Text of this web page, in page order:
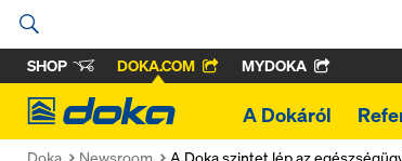
SHOP DOKA.COM MYDOKA
Doka
A Dokáról